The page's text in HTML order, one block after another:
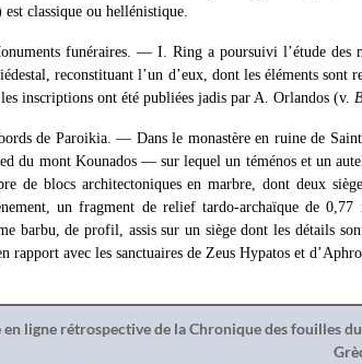
est classique ou hellénistique.
funéraires. — I. Ring a poursuivi l’étude des
reconstituant l’un d’eux, dont les éléments sont
inscriptions ont été publiées jadis par A. Orlandos (v.
de Paroikia. — Dans le monastère en ruine de
du mont Kounados — sur lequel un téménos et un
de blocs architectoniques en marbre, dont deux
un fragment de relief tardo-archaïque de
barbu, de profil, assis sur un siège dont les détails
rapport avec les sanctuaires de Zeus Hypatos et
en ligne rétrospective de la Chronique des fouilles